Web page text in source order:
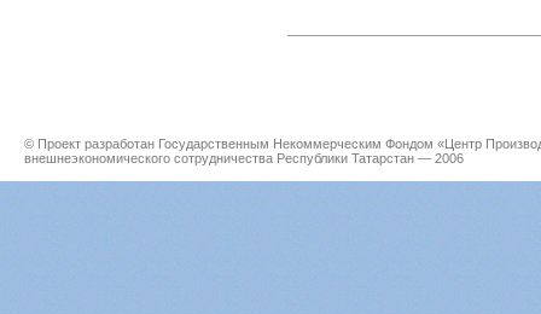
© Проект разработан Государственным Некоммерческим Фондом «Центр
внешнеэкономического сотрудничества Республики Татарстан — 2006